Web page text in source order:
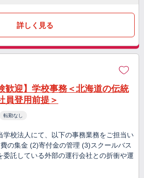
詳しく見る
歓迎】学校事務＜北海道の伝統
員登用前提＞
転勤なし
学校法人にて、以下の事務業務をご担当い
の集金 (2)寄付金の管理 (3)スクールバス
委託している外部の運行会社との折衝や運